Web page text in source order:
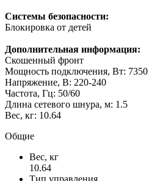
Системы безопасности:
Блокировка от детей
Дополнительная информация:
Скошенный фронт
Мощность подключения, Вт: 7350
Напряжение, В: 220-240
Частота, Гц: 50/60
Длина сетевого шнура, м: 1.5
Вес, кг: 10.64
Общие
Вес, кг
10.64
Тип управления